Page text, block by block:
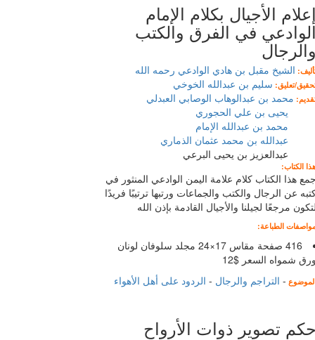
الأجيال بكلام الإمام
في الفرق والكتب
الشيخ مقبل بن هادي الوادعي رحمه الله
تعليق: سليم بن عبدالله الخوخي
محمد بن عبدالوهاب الوصابي العبدلي
يحيى بن علي الحجوري
محمد بن عبدالله الإمام
عبدالله بن محمد عثمان الذماري
بن يحيى البرعي
الكتاب:
هذا الكتاب كلام علامة اليمن الوادعي المنثور في
عن الرجال والكتب والجماعات ورتبها ترتيبًا فريدًا
مرجعًا لجيلنا والأجيال القادمة بإذن الله
الطباعة:
416 صفحة مقاس 17×24 مجلد سلوفان لونان
شمواه السعر $12
- التراجم والرجال - الردود على أهل الأهواء
تصوير ذوات الأرواح